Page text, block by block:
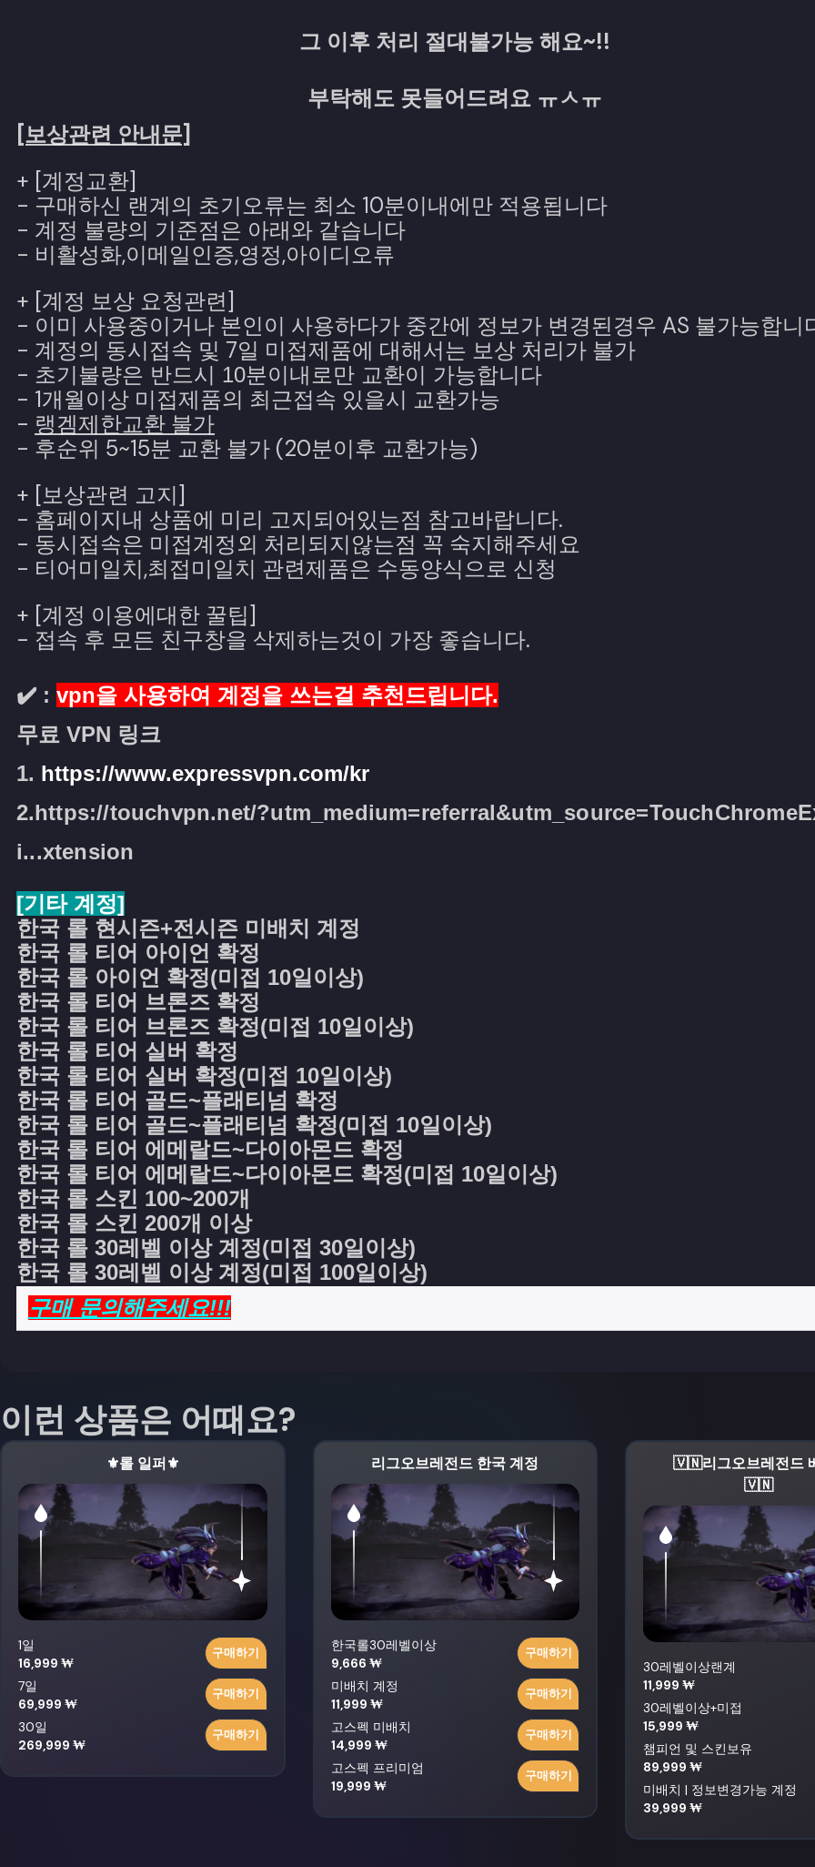
그 이후 처리 절대불가능 해요~!!
부탁해도 못들어드려요 ㅠㅅㅠ
[보상관련 안내문]
+ [계정교환]
- 구매하신 랜계의 초기오류는 최소 10분이내에만 적용됩니다
- 계정 불량의 기준점은 아래와 같습니다
- 비활성화,이메일인증,영정,아이디오류
+ [계정 보상 요청관련]
- 이미 사용중이거나 본인이 사용하다가 중간에 정보가 변경된경우 AS 불가능합니
- 계정의 동시접속 및 7일 미접제품에 대해서는 보상 처리가 불가
- 초기불량은 반드시 10분이내로만 교환이 가능합니다
- 1개월이상 미접제품의 최근접속 있을시 교환가능
- 랭겜제한교환 불가
- 후순위 5~15분 교환 불가 (20분이후 교환가능)
+ [보상관련 고지]
- 홈페이지내 상품에 미리 고지되어있는점 참고바랍니다.
- 동시접속은 미접계정외 처리되지않는점 꼭 숙지해주세요
- 티어미일치,최접미일치 관련제품은 수동양식으로 신청
+ [계정 이용에대한 꿀팁]
- 접속 후 모든 친구창을 삭제하는것이 가장 좋습니다.
✔️ : vpn을 사용하여 계정을 쓰는걸 추천드립니다.
무료 VPN 링크
1. https://www.expressvpn.com/kr
2.https://touchvpn.net/
i...xtension
[기타 계정]
한국 롤 현시즌+전시즌 미배치 계정
한국 롤 티어 아이언 확정
한국 롤 아이언 확정(미접 10일이상)
한국 롤 티어 브론즈 확정
한국 롤 티어 브론즈 확정(미접 10일이상)
한국 롤 티어 실버 확정
한국 롤 티어 실버 확정(미접 10일이상)
한국 롤 티어 골드~플래티넘 확정
한국 롤 티어 골드~플래티넘 확정(미접 10일이상)
한국 롤 티어 에메랄드~다이아몬드 확정
한국 롤 티어 에메랄드~다이아몬드 확정(미접 10일이상)
한국 롤 스킨 100~200개
한국 롤 스킨 200개 이상
한국 롤 30레벨 이상 계정(미접 30일이상)
한국 롤 30레벨 이상 계정(미접 100일이상)
구매 문의해주세요!!!
이런 상품은 어때요?
⚜️롤 일퍼⚜️
1일
16,999 ₩
구매하기
7일
69,999 ₩
구매하기
30일
269,999 ₩
구매하기
리그오브레전드 한국 계정
한국롤30레벨이상
9,666 ₩
구매하기
미배치 계정
11,999 ₩
구매하기
고스펙 미배치
14,999 ₩
구매하기
고스펙 프리미엄
19,999 ₩
구매하기
🇻🇳리그오브레전드
🇻🇳
30레벨이상랜계
11,999 ₩
30레벨이상+미접
15,999 ₩
챔피언 및 스킨보유
89,999 ₩
미배치 | 정보변경가능 계정
39,999 ₩